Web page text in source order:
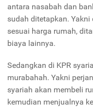
antara nasabah dan
sudah ditetapkan.
sesuai harga rumah,
biaya lainnya.
Sedangkan di KPR
murabahah. Yakni
syariah akan membeli
kemudian menjualnya